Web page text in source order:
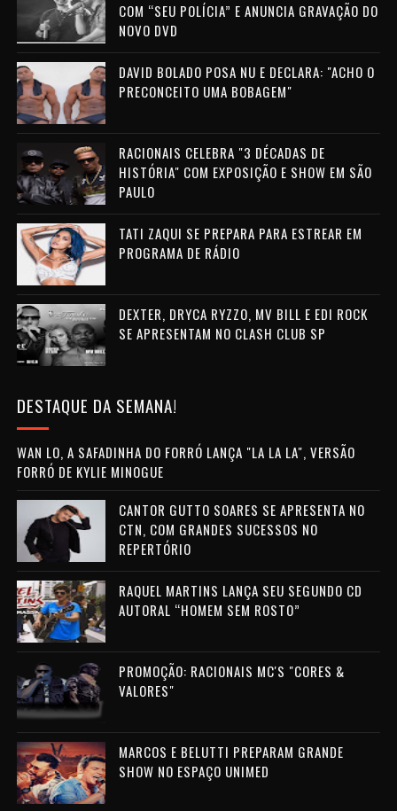
COM “SEU POLÍCIA” E ANUNCIA GRAVAÇÃO DO
NOVO DVD
DAVID BOLADO POSA NU E DECLARA: "ACHO O
PRECONCEITO UMA BOBAGEM"
RACIONAIS CELEBRA "3 DÉCADAS DE
HISTÓRIA" COM EXPOSIÇÃO E SHOW EM SÃO
PAULO
TATI ZAQUI SE PREPARA PARA ESTREAR EM
PROGRAMA DE RÁDIO
DEXTER, DRYCA RYZZO, MV BILL E EDI ROCK
SE APRESENTAM NO CLASH CLUB SP
DESTAQUE DA SEMANA!
WAN LO, A SAFADINHA DO FORRÓ LANÇA "LA LA LA", VERSÃO
FORRÓ DE KYLIE MINOGUE
CANTOR GUTTO SOARES SE APRESENTA NO
CTN, COM GRANDES SUCESSOS NO
REPERTÓRIO
RAQUEL MARTINS LANÇA SEU SEGUNDO CD
AUTORAL “HOMEM SEM ROSTO”
PROMOÇÃO: RACIONAIS MC'S "CORES &
VALORES"
MARCOS E BELUTTI PREPARAM GRANDE
SHOW NO ESPAÇO UNIMED